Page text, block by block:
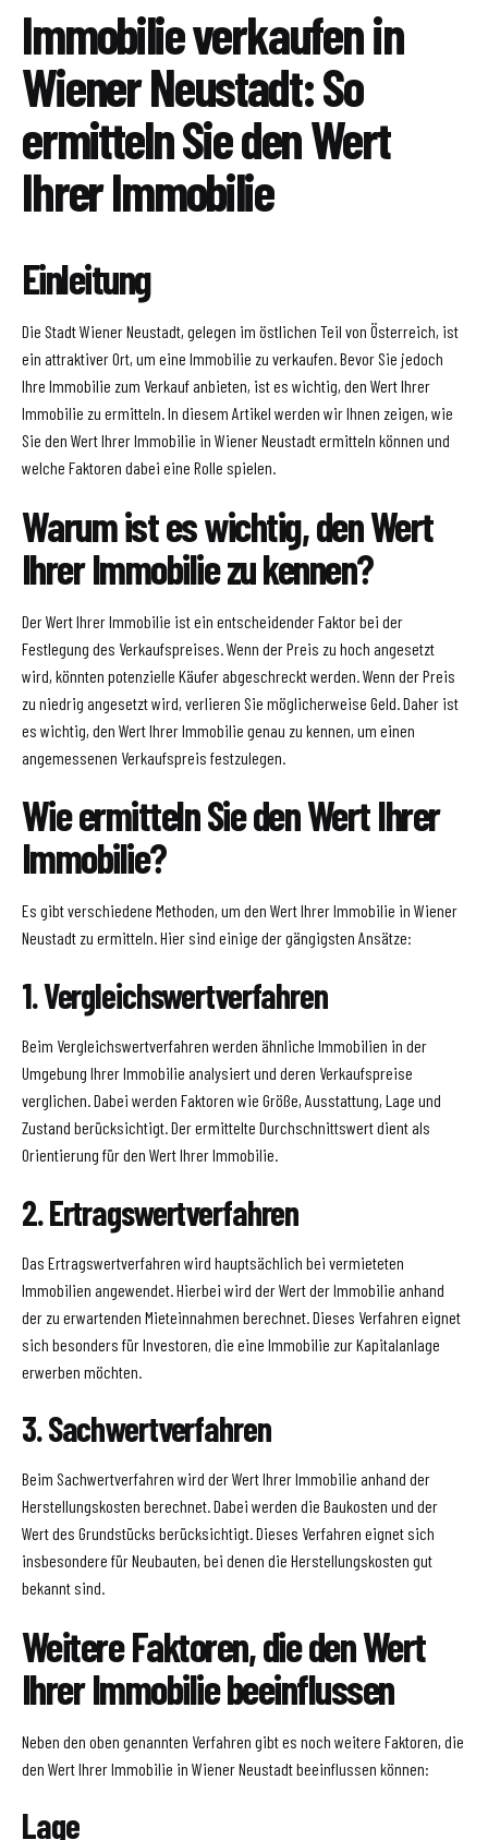
Immobilie verkaufen in
Wiener Neustadt: So
ermitteln Sie den Wert
Ihrer Immobilie
Einleitung
Die Stadt Wiener Neustadt, gelegen im östlichen Teil von Österreich, ist
ein attraktiver Ort, um eine Immobilie zu verkaufen. Bevor Sie jedoch
Ihre Immobilie zum Verkauf anbieten, ist es wichtig, den Wert Ihrer
Immobilie zu ermitteln. In diesem Artikel werden wir Ihnen zeigen, wie
Sie den Wert Ihrer Immobilie in Wiener Neustadt ermitteln können und
welche Faktoren dabei eine Rolle spielen.
Warum ist es wichtig, den Wert
Ihrer Immobilie zu kennen?
Der Wert Ihrer Immobilie ist ein entscheidender Faktor bei der
Festlegung des Verkaufspreises. Wenn der Preis zu hoch angesetzt
wird, könnten potenzielle Käufer abgeschreckt werden. Wenn der Preis
zu niedrig angesetzt wird, verlieren Sie möglicherweise Geld. Daher ist
es wichtig, den Wert Ihrer Immobilie genau zu kennen, um einen
angemessenen Verkaufspreis festzulegen.
Wie ermitteln Sie den Wert Ihrer
Immobilie?
Es gibt verschiedene Methoden, um den Wert Ihrer Immobilie in Wiener
Neustadt zu ermitteln. Hier sind einige der gängigsten Ansätze:
1. Vergleichswertverfahren
Beim Vergleichswertverfahren werden ähnliche Immobilien in der
Umgebung Ihrer Immobilie analysiert und deren Verkaufspreise
verglichen. Dabei werden Faktoren wie Größe, Ausstattung, Lage und
Zustand berücksichtigt. Der ermittelte Durchschnittswert dient als
Orientierung für den Wert Ihrer Immobilie.
2. Ertragswertverfahren
Das Ertragswertverfahren wird hauptsächlich bei vermieteten
Immobilien angewendet. Hierbei wird der Wert der Immobilie anhand
der zu erwartenden Mieteinnahmen berechnet. Dieses Verfahren eignet
sich besonders für Investoren, die eine Immobilie zur Kapitalanlage
erwerben möchten.
3. Sachwertverfahren
Beim Sachwertverfahren wird der Wert Ihrer Immobilie anhand der
Herstellungskosten berechnet. Dabei werden die Baukosten und der
Wert des Grundstücks berücksichtigt. Dieses Verfahren eignet sich
insbesondere für Neubauten, bei denen die Herstellungskosten gut
bekannt sind.
Weitere Faktoren, die den Wert
Ihrer Immobilie beeinflussen
Neben den oben genannten Verfahren gibt es noch weitere Faktoren, die
den Wert Ihrer Immobilie in Wiener Neustadt beeinflussen können:
Lage